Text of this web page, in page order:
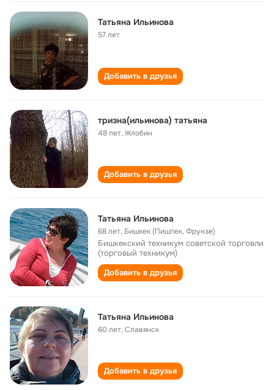
Татьяна Ильинова
57 лет
Добавить в друзья
тризна(ильинова) татьяна
48 лет,Жлобин
Добавить в друзья
Татьяна Ильинова
68 лет, Бишкек (Пишпек, Фрунзе)
Бишкекский техникум советской торговли
(торговый техникум)
Добавить в друзья
Татьяна Ильинова
60 лет,Славянск
Добавить в друзья